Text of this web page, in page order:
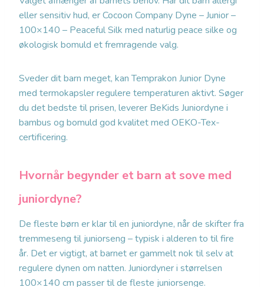
eller sensitiv hud, er Cocoon Company Dyne – Junior –
100×140 – Peaceful Silk med naturlig peace silke og
økologisk bomuld et fremragende valg.
Sveder dit barn meget, kan Temprakon Junior Dyne
med termokapsler regulere temperaturen aktivt. Søger
du det bedste til prisen, leverer BeKids Juniordyne i
bambus og bomuld god kvalitet med OEKO-Tex-
certificering.
Hvornår begynder et barn at sove med
juniordyne?
De fleste børn er klar til en juniordyne, når de skifter fra
tremmeseng til juniorseng – typisk i alderen to til fire
år. Det er vigtigt, at barnet er gammelt nok til selv at
regulere dynen om natten. Juniordyner i størrelsen
100×140 cm passer til de fleste juniorsenge.